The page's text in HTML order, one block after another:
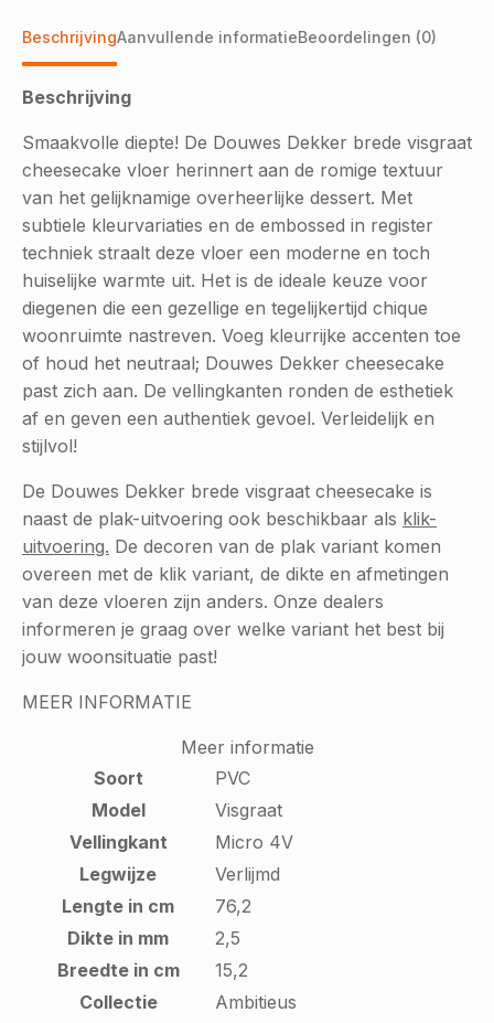
BeschrijvingAanvullende informatieBeoordelingen (0)
Beschrijving
Smaakvolle diepte! De Douwes Dekker brede visgraat
cheesecake vloer herinnert aan de romige textuur
van het gelijknamige overheerlijke dessert. Met
subtiele kleurvariaties en de embossed in register
techniek straalt deze vloer een moderne en toch
huiselijke warmte uit. Het is de ideale keuze voor
diegenen die een gezellige en tegelijkertijd chique
woonruimte nastreven. Voeg kleurrijke accenten toe
of houd het neutraal; Douwes Dekker cheesecake
past zich aan. De vellingkanten ronden de esthetiek
af en geven een authentiek gevoel. Verleidelijk en
stijlvol!
De Douwes Dekker brede visgraat cheesecake is
naast de plak-uitvoering ook beschikbaar als klik-
uitvoering. De decoren van de plak variant komen
overeen met de klik variant, de dikte en afmetingen
van deze vloeren zijn anders. Onze dealers
informeren je graag over welke variant het best bij
jouw woonsituatie past!
MEER INFORMATIE
Meer informatie
Soort
PVC
Model
Visgraat
Vellingkant
Micro 4V
Legwijze
Verlijmd
Lengte in cm
76,2
Dikte in mm
2,5
Breedte in cm
15,2
Collectie
Ambitieus